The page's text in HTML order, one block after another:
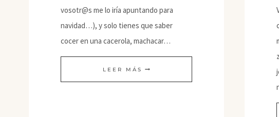
vosotr@s me lo iría apuntando para
navidad…), y solo tienes que saber
cocer en una cacerola, machacar…
LEER MÁS PASTEL
DE